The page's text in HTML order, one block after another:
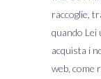
raccoglie,
quando Lei
acquista i
web, come